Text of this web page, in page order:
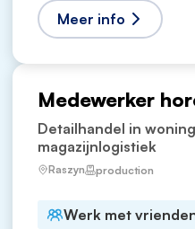
Meer info
Medewerker
Detailhandel in
magazijnlogistiek
Raszyn production
Werk met